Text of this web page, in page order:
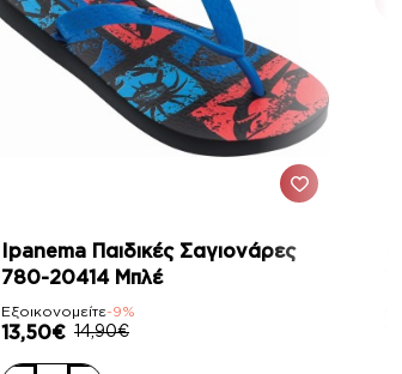
-9%
Ipanema Παιδικές Σαγιονάρες
780-20414 Μπλέ
Εξοικονομείτε-9%
13,50€ 14,90€